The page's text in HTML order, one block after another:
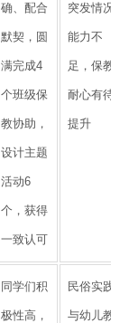
确、配合
默契，圆
满完成4
个班级保
教协助，
设计主题
活动6
个，获得
一致认可
突发情况
能力不
足，保教
耐心有待
提升
同学们积
极性高，
民俗实践
与幼儿教